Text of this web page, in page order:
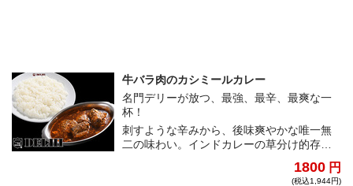
牛バラ肉のカシミールカレー
名門デリーが放つ、最強、最辛、最爽な一
杯！
刺すような辛みから、後味爽やかな唯一無
二の味わい。インドカレーの草分け的存在
つデリー。有名コンビニ店とのコラボなど
1800 円
(税込1,944円)